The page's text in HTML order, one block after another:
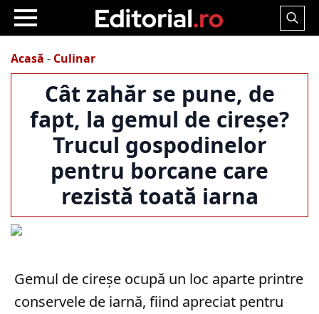
Search
Acasă - Culinar
Cât zahăr se pune, de
fapt, la gemul de cireșe?
Trucul gospodinelor
pentru borcane care
rezistă toată iarna
Gemul de cireșe ocupă un loc aparte printre
conservele de iarnă, fiind apreciat pentru